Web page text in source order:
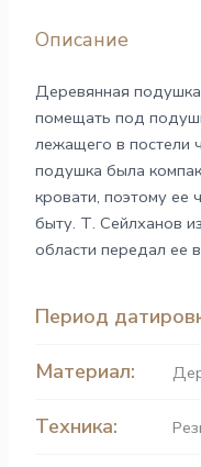
Описание
Деревянная
помещать под
лежащего в постели
подушка была
кровати, поэтому ее
быту. Т. Сейлханов
области передал ее
Период
Материал:
Техника: